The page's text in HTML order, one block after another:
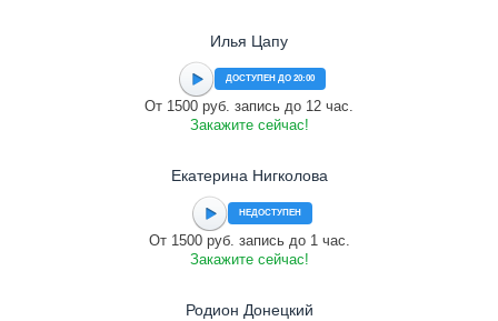
Илья Цапу
ДОСТУПЕН ДО 20:00
От 1500 руб. запись до 12 час.
Закажите сейчас!
Екатерина Нигколова
НЕДОСТУПЕН
От 1500 руб. запись до 1 час.
Закажите сейчас!
Родион Донецкий